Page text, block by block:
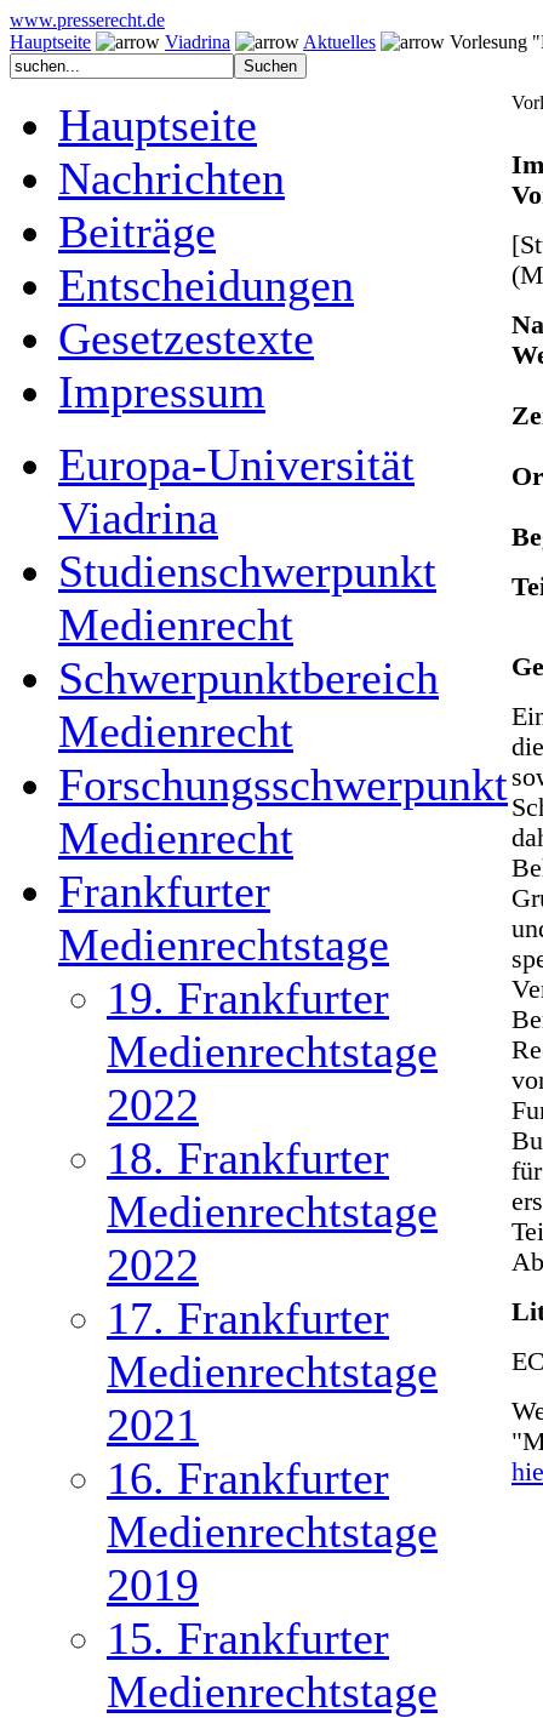
www.presserecht.de
Hauptseite
Viadrina Aktuelles Vorlesung
Hauptseite
Nachrichten
Beiträge
Entscheidungen
Gesetzestexte
Impressum
Europa-Universität
Viadrina
Studienschwerpunkt
Medienrecht
Schwerpunktbereich
Medienrecht
Forschungsschwerpunkt
Medienrecht
Frankfurter
Medienrechtstage
19. Frankfurter
Medienrechtstage
2022
18. Frankfurter
Medienrechtstage
2022
17. Frankfurter
Medienrechtstage
2021
16. Frankfurter
Medienrechtstage
2019
15. Frankfurter
Medienrechtstage